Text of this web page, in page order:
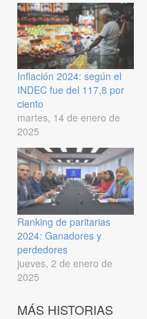
Inflación 2024: según el
INDEC fue del 117,8 por
ciento
martes, 14 de enero de
2025
Ranking de paritarias
2024: Ganadores y
perdedores
jueves, 2 de enero de
2025
MÁS HISTORIAS